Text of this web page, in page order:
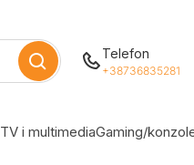
Telefon
+38736835281
TV i multimediaGaming/